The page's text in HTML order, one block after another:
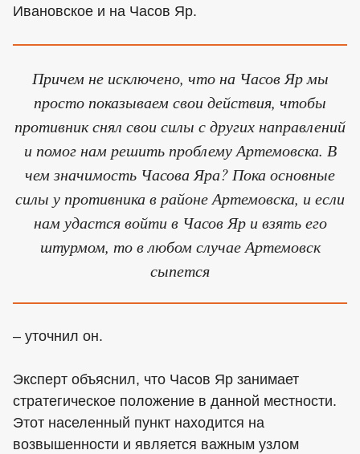
Ивановское и на Часов Яр.
Причем не исключено, что на Часов Яр мы
просто показываем свои действия, чтобы
противник снял свои силы с других направлений
и помог нам решить проблему Артемовска. В
чем значимость Часова Яра? Пока основные
силы у противника в районе Артемовска, и если
нам удастся войти в Часов Яр и взять его
штурмом, то в любом случае Артемовск
сыпется
– уточнил он.
Эксперт объяснил, что Часов Яр занимает
стратегическое положение в данной местности.
Этот населенный пункт находится на
возвышенности и является важным узлом